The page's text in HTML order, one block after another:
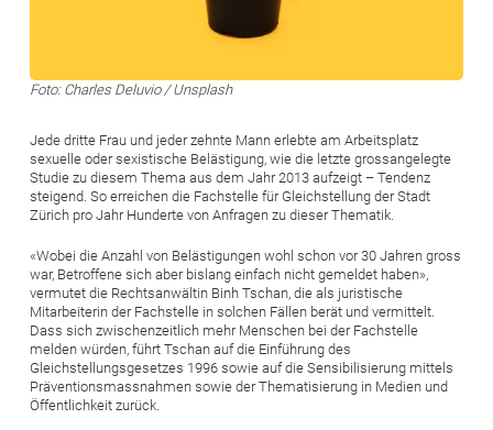
Foto: Charles Deluvio / Unsplash
Jede dritte Frau und jeder zehnte Mann erlebte am Arbeitsplatz
sexuelle oder sexistische Belästigung, wie die letzte grossangelegte
Studie zu diesem Thema aus dem Jahr 2013 aufzeigt – Tendenz
steigend. So erreichen die Fachstelle für Gleichstellung der Stadt
Zürich pro Jahr Hunderte von Anfragen zu dieser Thematik.
«Wobei die Anzahl von Belästigungen wohl schon vor 30 Jahren gross
war, Betroffene sich aber bislang einfach nicht gemeldet haben»,
vermutet die Rechtsanwältin Binh Tschan, die als juristische
Mitarbeiterin der Fachstelle in solchen Fällen berät und vermittelt.
Dass sich zwischenzeitlich mehr Menschen bei der Fachstelle
melden würden, führt Tschan auf die Einführung des
Gleichstellungsgesetzes 1996 sowie auf die Sensibilisierung mittels
Präventionsmassnahmen sowie der Thematisierung in Medien und
Öffentlichkeit zurück.